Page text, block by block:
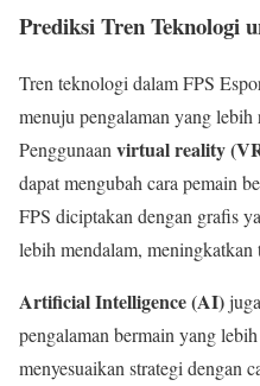
Prediksi Tren Teknologi
Tren teknologi dalam FPS
menuju pengalaman yang
Penggunaanvirtual reality
dapat mengubah cara pemain
FPS diciptakan dengan grafis
lebih mendalam, meningkatkan
Artificial Intelligence (AI)
pengalaman bermain yang
menyesuaikan strategi dengan